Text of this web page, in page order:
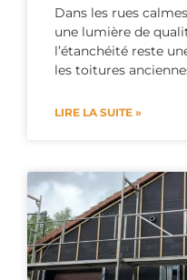
Dans les rues
une lumière de
l’étanchéité reste
les toitures
LIRE LA SUITE »